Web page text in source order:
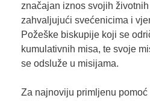
značajan iznos svojih
zahvaljujući svećenicima i
Požeške biskupije koji se
kumulativnih misa, te svoje
se odsluže u misijama.
Za najnoviju primljenu pomoć